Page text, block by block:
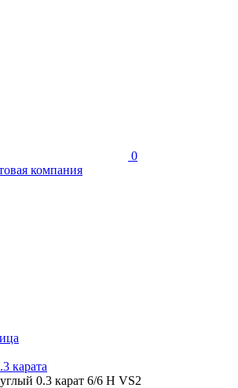
0
компания
карата
0.3 карат 6/6 H VS2